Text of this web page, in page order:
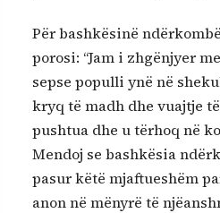
Për bashkësinë
porosi: “Jam i zhgënjyer
sepse populli ynë në
kryq të madh dhe vuajtje
pushtua dhe u tërhoq në
Mendoj se bashkësia
pasur këtë mjaftueshëm
anon në mënyrë të